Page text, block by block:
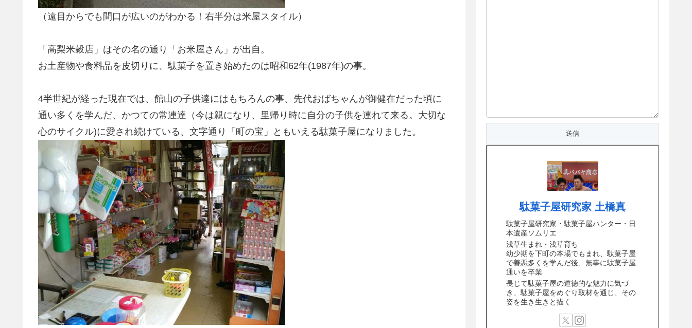
（遠目からでも間口が広いのがわかる！右半分は米屋スタイル）
「高梨米穀店」はその名の通り「お米屋さん」が出自。
お土産物や食料品を皮切りに、駄菓子を置き始めたのは昭和62年(1987年)の事。
4半世紀が経った現在では、館山の子供達にはもちろんの事、先代おばちゃんが御健在だった頃に
通い多くを学んだ、かつての常連達（今は親になり、里帰り時に自分の子供を連れて来る。大切な
心のサイクル)に愛され続けている、文字通り「町の宝」ともいえる駄菓子屋になりました。
駄菓子屋研究家 土橋真
駄菓子屋研究家・駄菓子屋ハンター・日
本遺産ソムリエ
浅草生まれ・浅草育ち
幼少期を下町の本場でもまれ、駄菓子屋
で善悪多くを学んだ後、無事に駄菓子屋
通いを卒業
長じて駄菓子屋の道徳的な魅力に気づ
き、駄菓子屋をめぐり取材を通じ、その
姿を生き生きと描く